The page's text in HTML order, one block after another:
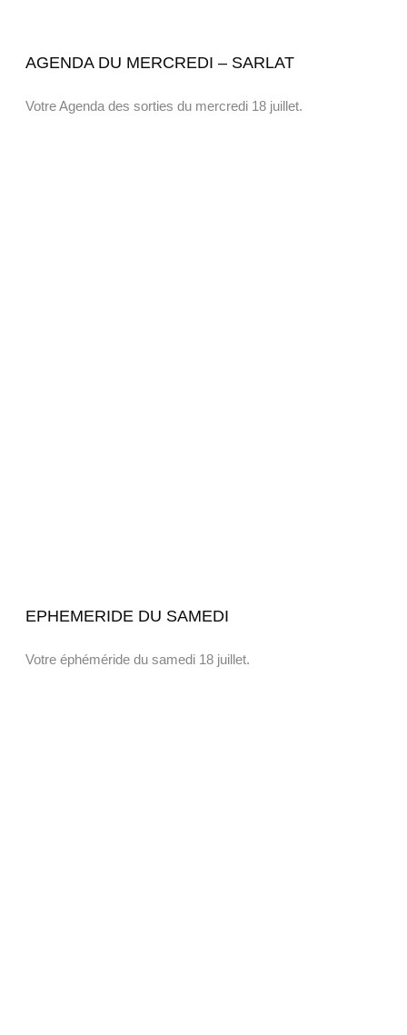
AGENDA DU MERCREDI – SARLAT
Votre Agenda des sorties du mercredi 18 juillet.
EPHEMERIDE DU SAMEDI
Votre éphéméride du samedi 18 juillet.